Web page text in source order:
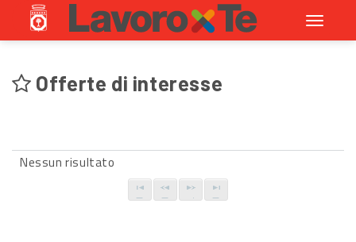
Toggle
Offerte di interesse
Nessun risultato